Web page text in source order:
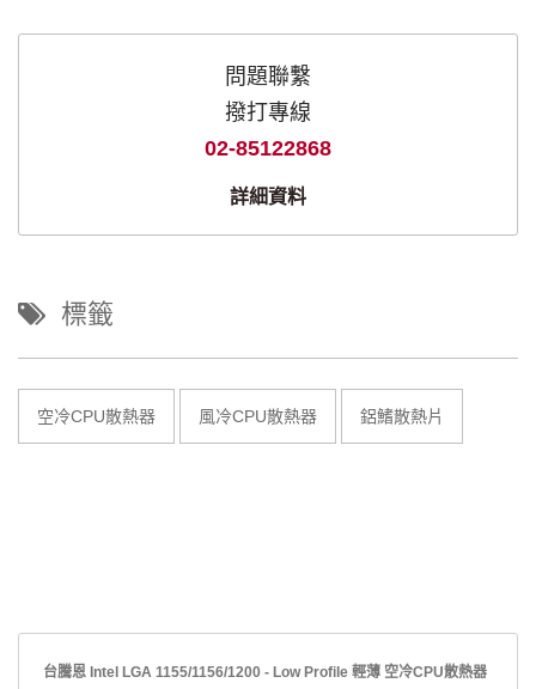
問題聯繫
撥打專線
02-85122868
詳細資料
標籤
空冷CPU散熱器 風冷CPU散熱器 鋁鰭散熱片
台騰恩 Intel LGA 1155/1156/1200 - Low Profile 輕薄 空冷CPU散熱器